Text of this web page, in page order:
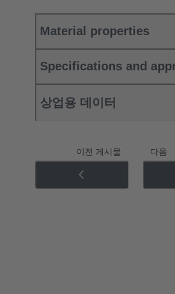
Material properties
Specifications and
상업용 데이터
이전 게시물 다음